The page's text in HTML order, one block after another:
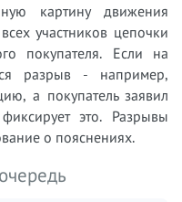
картину движения
участников цепочки
покупателя. Если на
разрыв - например,
а покупатель заявил
это. Разрывы
о пояснениях.